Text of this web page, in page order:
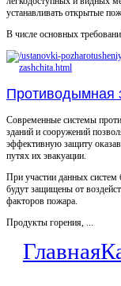
устанавливать открытые
В числе основных
Противодымная
Современные системы
зданий и сооружений
эффективную защиту
путях их эвакуации.
При участии данных систем
будут защищены от
факторов пожара.
Продукты горения, ...
Главная